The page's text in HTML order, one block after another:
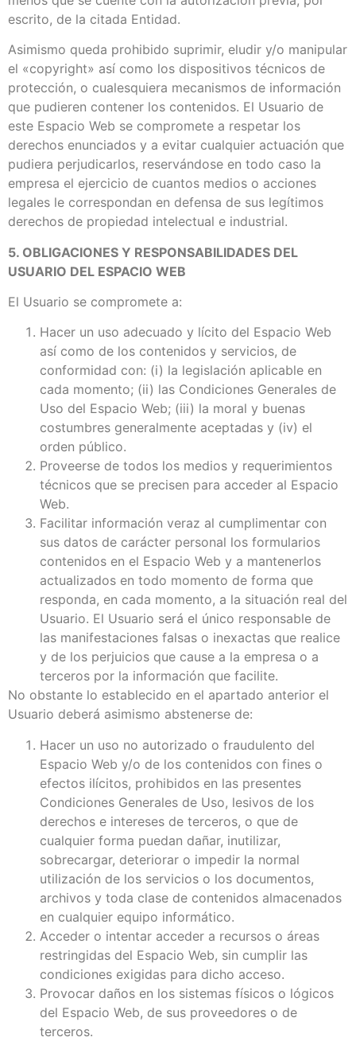
escrito, de la citada Entidad.
Asimismo queda prohibido suprimir, eludir y/o manipular
el «copyright» así como los dispositivos técnicos de
protección, o cualesquiera mecanismos de información
que pudieren contener los contenidos. El Usuario de
este Espacio Web se compromete a respetar los
derechos enunciados y a evitar cualquier actuación que
pudiera perjudicarlos, reservándose en todo caso la
empresa el ejercicio de cuantos medios o acciones
legales le correspondan en defensa de sus legítimos
derechos de propiedad intelectual e industrial.
5. OBLIGACIONES Y RESPONSABILIDADES DEL
USUARIO DEL ESPACIO WEB
El Usuario se compromete a:
Hacer un uso adecuado y lícito del Espacio Web
así como de los contenidos y servicios, de
conformidad con: (i) la legislación aplicable en
cada momento; (ii) las Condiciones Generales de
Uso del Espacio Web; (iii) la moral y buenas
costumbres generalmente aceptadas y (iv) el
orden público.
Proveerse de todos los medios y requerimientos
técnicos que se precisen para acceder al Espacio
Web.
Facilitar información veraz al cumplimentar con
sus datos de carácter personal los formularios
contenidos en el Espacio Web y a mantenerlos
actualizados en todo momento de forma que
responda, en cada momento, a la situación real del
Usuario. El Usuario será el único responsable de
las manifestaciones falsas o inexactas que realice
y de los perjuicios que cause a la empresa o a
terceros por la información que facilite.
No obstante lo establecido en el apartado anterior el
Usuario deberá asimismo abstenerse de:
Hacer un uso no autorizado o fraudulento del
Espacio Web y/o de los contenidos con fines o
efectos ilícitos, prohibidos en las presentes
Condiciones Generales de Uso, lesivos de los
derechos e intereses de terceros, o que de
cualquier forma puedan dañar, inutilizar,
sobrecargar, deteriorar o impedir la normal
utilización de los servicios o los documentos,
archivos y toda clase de contenidos almacenados
en cualquier equipo informático.
Acceder o intentar acceder a recursos o áreas
restringidas del Espacio Web, sin cumplir las
condiciones exigidas para dicho acceso.
Provocar daños en los sistemas físicos o lógicos
del Espacio Web, de sus proveedores o de
terceros.